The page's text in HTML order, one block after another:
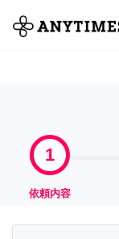
全て
1
依頼内容